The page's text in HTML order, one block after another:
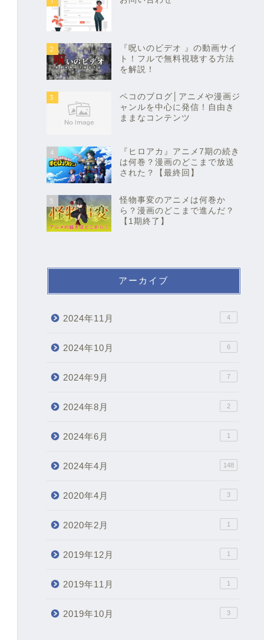
2
『呪いのビデオ 』の動画サイ
ト！フルで無料視聴する方法
を解説！
3
ペコのブログ│アニメや漫画ジ
ャンルを中心に発信！自由き
ままなコンテンツ
4
『ヒロアカ』アニメ7期の続き
は何巻？漫画のどこまで放送
された？【最終回】
5
怪物事変のアニメは何巻か
ら？漫画のどこまで進んだ？
【1期終了】
アーカイブ
2024年11月 4
2024年10月 6
2024年9月 7
2024年8月 2
2024年6月 1
2024年4月 148
2020年4月 3
2020年2月 1
2019年12月 1
2019年11月 1
2019年10月 3